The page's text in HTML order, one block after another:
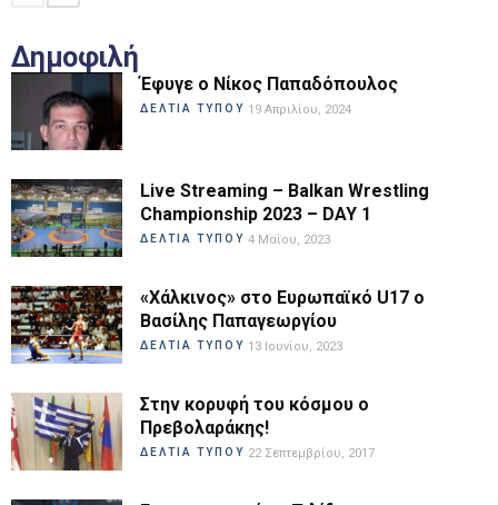
Δημοφιλή
Έφυγε ο Νίκος Παπαδόπουλος
ΔΕΛΤΙΑ ΤΥΠΟΥ 19 Απριλίου, 2024
Live Streaming – Balkan Wrestling
Championship 2023 – DAY 1
ΔΕΛΤΙΑ ΤΥΠΟΥ 4 Μαΐου, 2023
«Χάλκινος» στο Ευρωπαϊκό U17 ο
Βασίλης Παπαγεωργίου
ΔΕΛΤΙΑ ΤΥΠΟΥ 13 Ιουνίου, 2023
Στην κορυφή του κόσμου ο
Πρεβολαράκης!
ΔΕΛΤΙΑ ΤΥΠΟΥ 22 Σεπτεμβρίου, 2017